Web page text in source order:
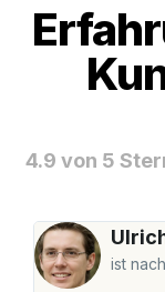
4.9 von 5
ist